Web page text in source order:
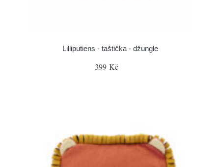
Lilliputiens - taštička - džungle
399 Kč